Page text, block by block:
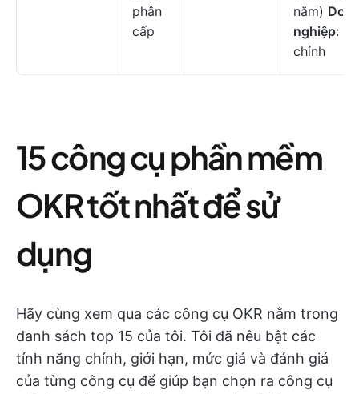
phân
cấp
năm)
nghiệp:
chỉnh
15 công cụ phần mềm
OKR tốt nhất để sử
dụng
Hãy cùng xem qua các công cụ OKR nằm trong
danh sách top 15 của tôi. Tôi đã nêu bật các
tính năng chính, giới hạn, mức giá và đánh giá
của từng công cụ để giúp bạn chọn ra công cụ